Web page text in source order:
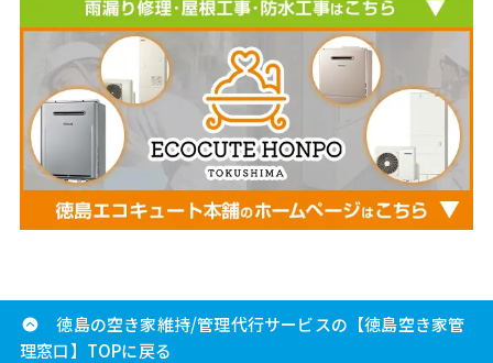
徳島の空き家維持/管理代行サービスの【徳島空き家管
理窓口】TOPに戻る